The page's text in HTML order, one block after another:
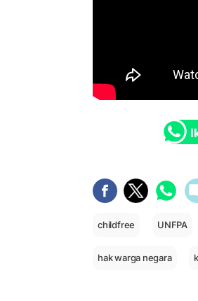
childfree UNFPA
hak warga negara